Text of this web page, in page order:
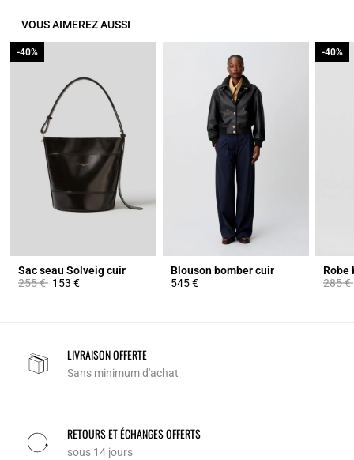
VOUS AIMEREZ AUSSI
Sac seau Solveig cuir
Prix réduit à partir de
255 €à
-40%
153 €
-40%
Blouson bomber cuir
545 €
Prix
285 €
-40%
-40%
LIVRAISON OFFERTE
Sans minimum d'achat
RETOURS ET ÉCHANGES OFFERTS
sous 14 jours